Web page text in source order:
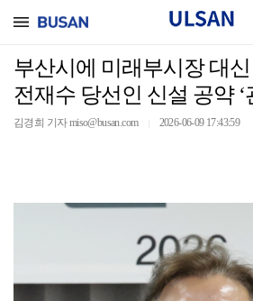
부산시에 미래부시장 대
전재수 당선인 신설 공약 ‘
김경희 기자 miso@busan.com 2026-06-09 17:43:59